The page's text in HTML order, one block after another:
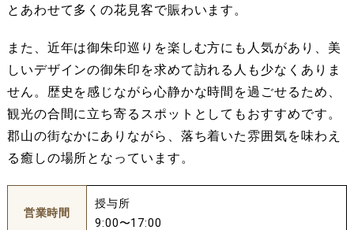
とあわせて多くの花見客で賑わいます。
また、近年は御朱印巡りを楽しむ方にも人気があり、美
しいデザインの御朱印を求めて訪れる人も少なくありま
せん。歴史を感じながら心静かな時間を過ごせるため、
観光の合間に立ち寄るスポットとしてもおすすめです。
郡山の街なかにありながら、落ち着いた雰囲気を味わえ
る癒しの場所となっています。
営業時間
授与所
9:00〜17:00